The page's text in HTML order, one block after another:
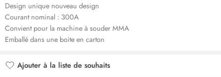
Design unique nouveau design
Courant nominal : 300A
Convient pour la machine à souder MMA
Emballé dans une boite en carton
Ajouter à la liste de souhaits